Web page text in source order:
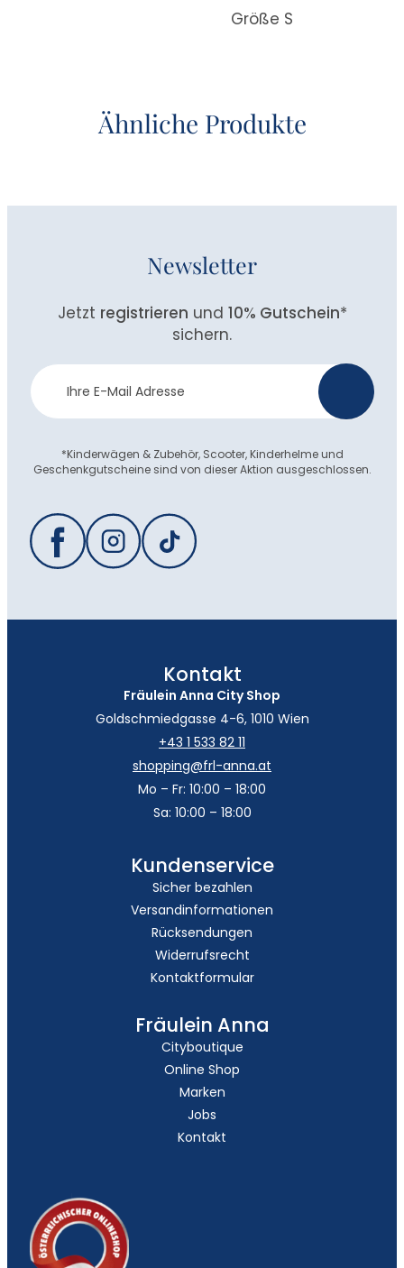
Größe S
Ähnliche Produkte
Newsletter
Jetzt registrieren und 10% Gutschein*
sichern.
Newsletter
Anmeldung
*Kinderwägen & Zubehör, Scooter, Kinderhelme und
Geschenkgutscheine sind von dieser Aktion ausgeschlossen.
Kontakt
Fräulein Anna City Shop
Goldschmiedgasse 4-6, 1010 Wien
+43 1 533 82 11
shopping@frl-anna.at
Mo – Fr: 10:00 – 18:00
Sa: 10:00 – 18:00
Kundenservice
Sicher bezahlen
Versandinformationen
Rücksendungen
Widerrufsrecht
Kontaktformular
Fräulein Anna
Cityboutique
Online Shop
Marken
Jobs
Kontakt